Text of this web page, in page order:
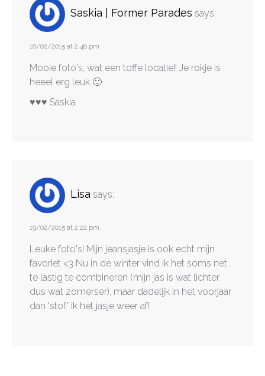
Saskia | Former Parades says:
16/02/2015 at 2:48 pm
Mooie foto's, wat een toffe locatie!! Je rokje is
heeel erg leuk 🙂
♥♥♥ Saskia
Lisa says:
19/02/2015 at 2:22 pm
Leuke foto's! Mijn jeansjasje is ook echt mijn
favoriet <3 Nu in de winter vind ik het soms net
te lastig te combineren (mijn jas is wat lichter
dus wat zomerser), maar dadelijk in het voorjaar
dan 'stof' ik het jasje weer af!